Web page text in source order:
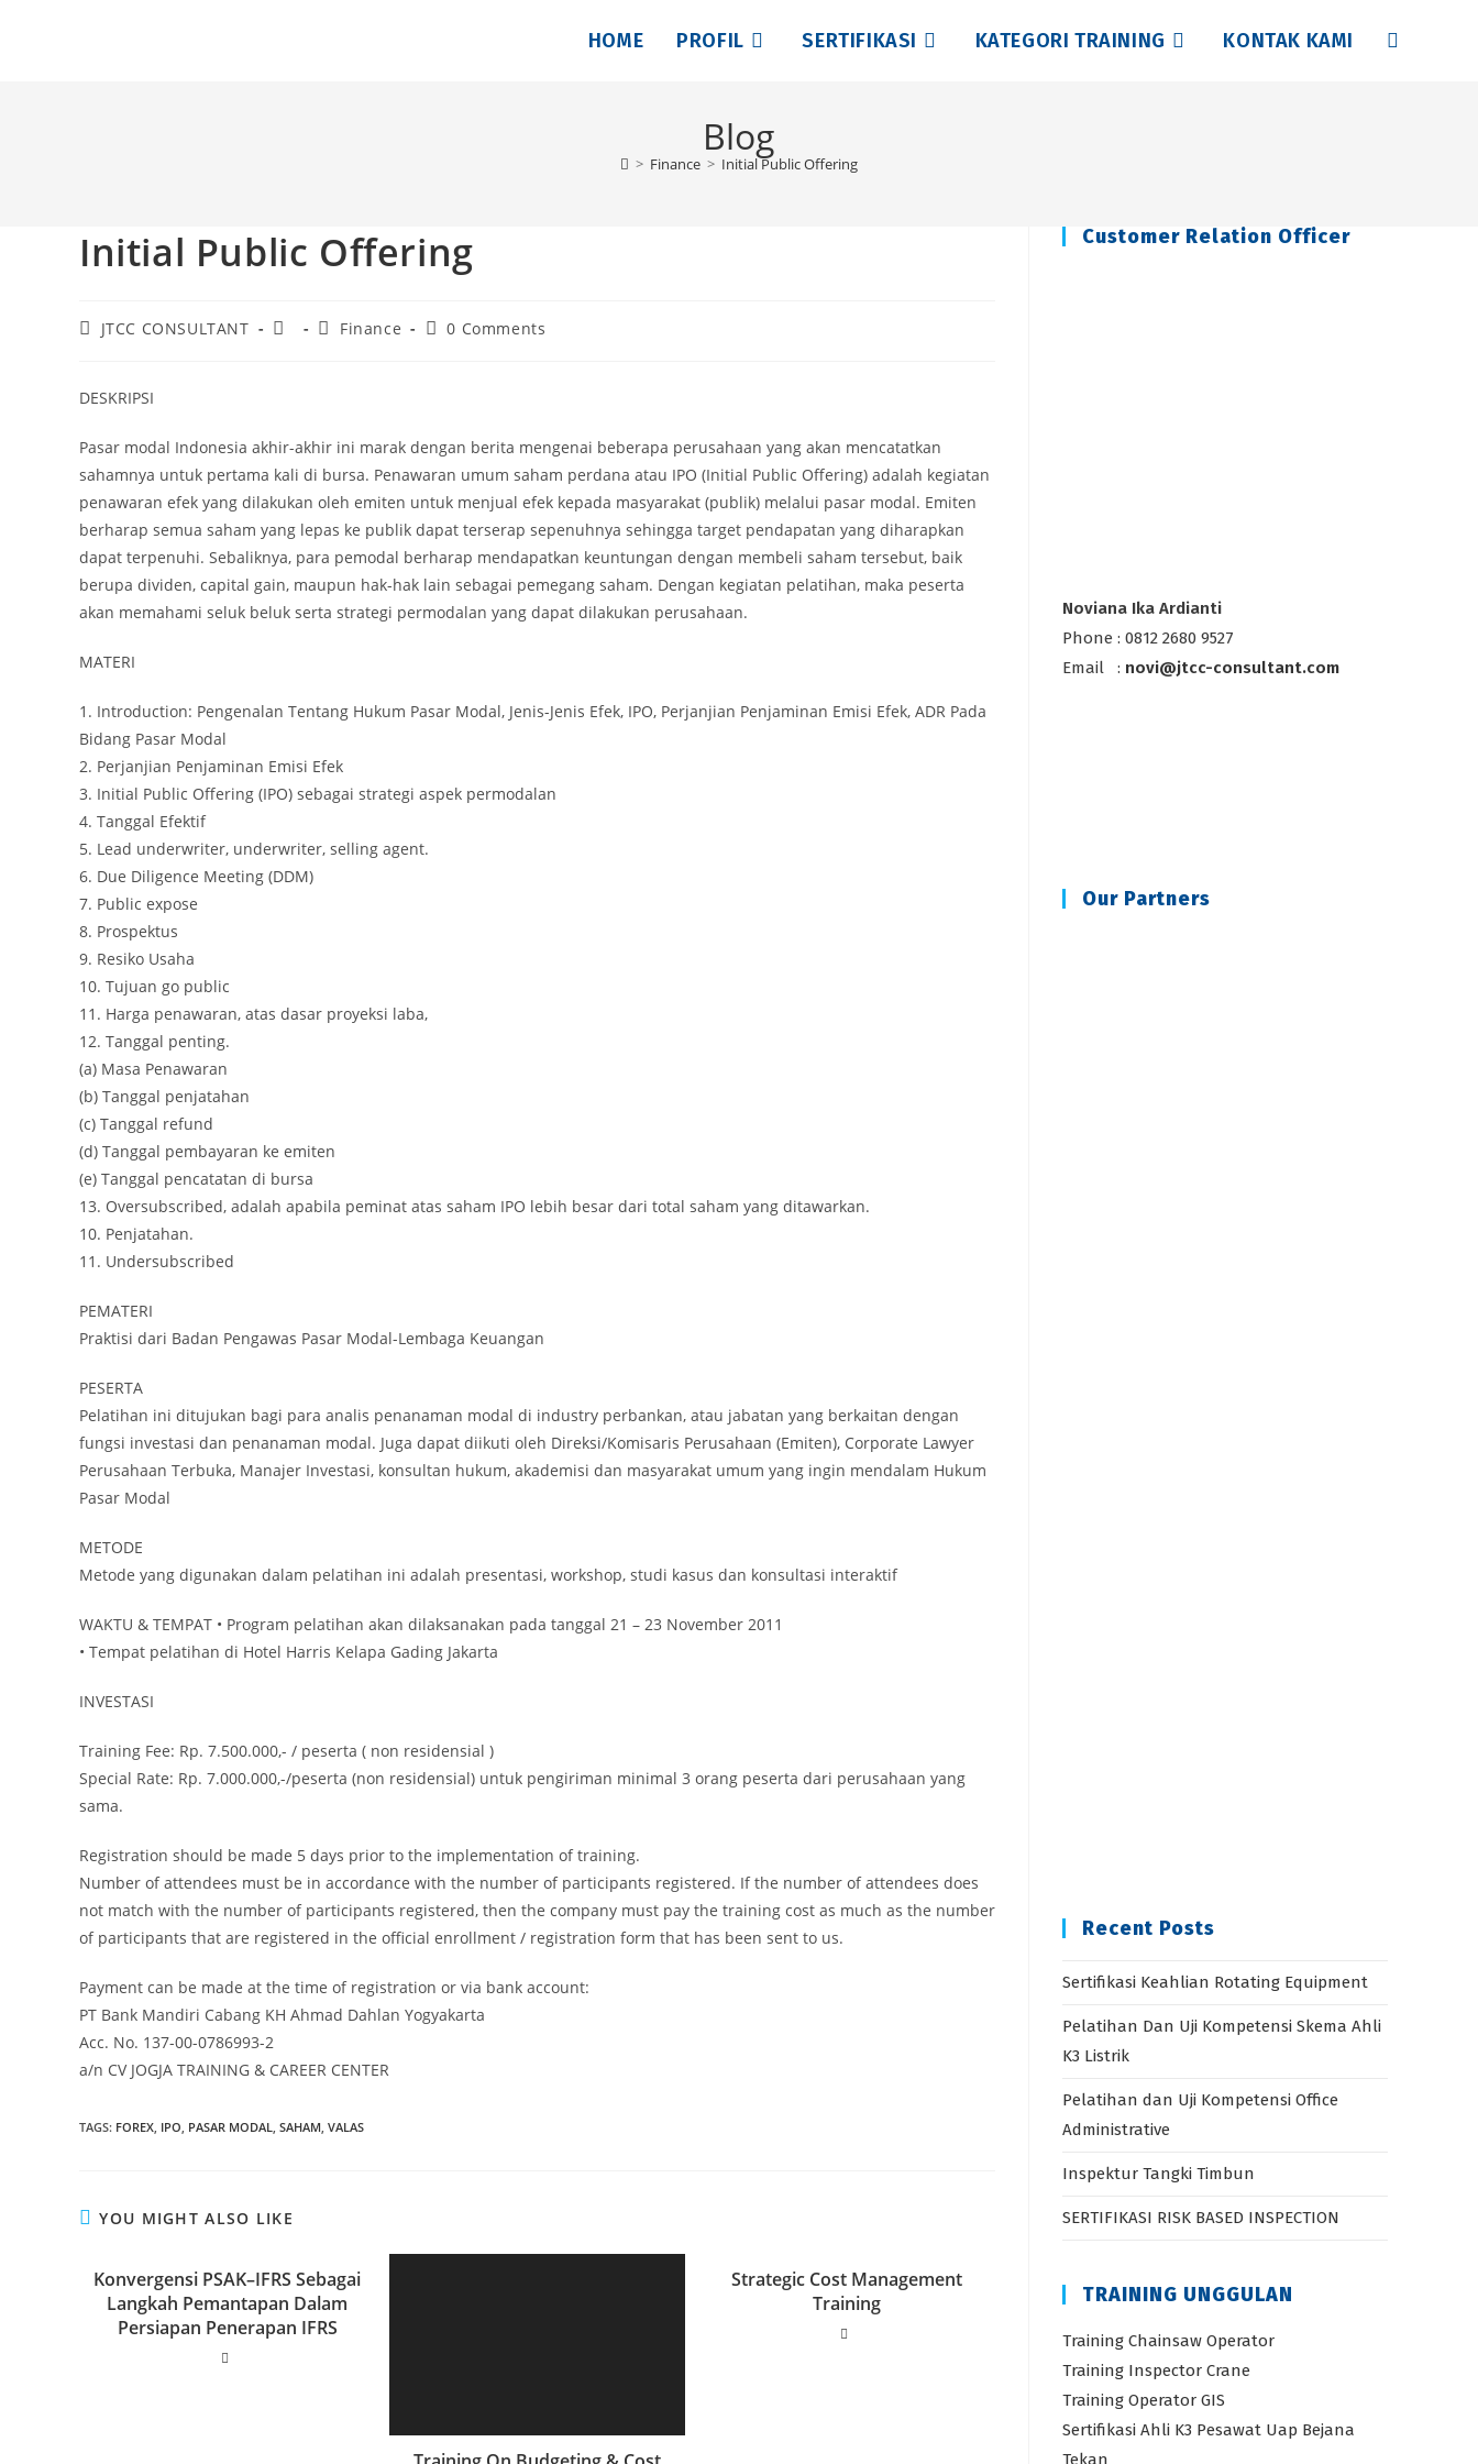
HOME PROFIL SERTIFIKASI KATEGORI TRAINING KONTAK KAMI Toggle
Blog
> Finance > Initial Public Offering
Initial Public Offering
PostJTCC CONSULTANT
Post
PostFinance
Post0 Comments
DESKRIPSI
Pasar modal Indonesia akhir-akhir ini marak dengan berita mengenai beberapa perusahaan yang akan mencatatkan
sahamnya untuk pertama kali di bursa. Penawaran umum saham perdana atau IPO (Initial Public Offering) adalah kegiatan
penawaran efek yang dilakukan oleh emiten untuk menjual efek kepada masyarakat (publik) melalui pasar modal. Emiten
berharap semua saham yang lepas ke publik dapat terserap sepenuhnya sehingga target pendapatan yang diharapkan
dapat terpenuhi. Sebaliknya, para pemodal berharap mendapatkan keuntungan dengan membeli saham tersebut, baik
berupa dividen, capital gain, maupun hak-hak lain sebagai pemegang saham. Dengan kegiatan pelatihan, maka peserta
akan memahami seluk beluk serta strategi permodalan yang dapat dilakukan perusahaan.
MATERI
1. Introduction: Pengenalan Tentang Hukum Pasar Modal, Jenis-Jenis Efek, IPO, Perjanjian Penjaminan Emisi Efek, ADR Pada
Bidang Pasar Modal
2. Perjanjian Penjaminan Emisi Efek
3. Initial Public Offering (IPO) sebagai strategi aspek permodalan
4. Tanggal Efektif
5. Lead underwriter, underwriter, selling agent.
6. Due Diligence Meeting (DDM)
7. Public expose
8. Prospektus
9. Resiko Usaha
10. Tujuan go public
11. Harga penawaran, atas dasar proyeksi laba,
12. Tanggal penting.
(a) Masa Penawaran
(b) Tanggal penjatahan
(c) Tanggal refund
(d) Tanggal pembayaran ke emiten
(e) Tanggal pencatatan di bursa
13. Oversubscribed, adalah apabila peminat atas saham IPO lebih besar dari total saham yang ditawarkan.
10. Penjatahan.
11. Undersubscribed
PEMATERI
Praktisi dari Badan Pengawas Pasar Modal-Lembaga Keuangan
PESERTA
Pelatihan ini ditujukan bagi para analis penanaman modal di industry perbankan, atau jabatan yang berkaitan dengan
fungsi investasi dan penanaman modal. Juga dapat diikuti oleh Direksi/Komisaris Perusahaan (Emiten), Corporate Lawyer
Perusahaan Terbuka, Manajer Investasi, konsultan hukum, akademisi dan masyarakat umum yang ingin mendalam Hukum
Pasar Modal
METODE
Metode yang digunakan dalam pelatihan ini adalah presentasi, workshop, studi kasus dan konsultasi interaktif
WAKTU & TEMPAT • Program pelatihan akan dilaksanakan pada tanggal 21 – 23 November 2011
• Tempat pelatihan di Hotel Harris Kelapa Gading Jakarta
INVESTASI
Training Fee: Rp. 7.500.000,- / peserta ( non residensial )
Special Rate: Rp. 7.000.000,-/peserta (non residensial) untuk pengiriman minimal 3 orang peserta dari perusahaan yang
sama.
Registration should be made 5 days prior to the implementation of training.
Number of attendees must be in accordance with the number of participants registered. If the number of attendees does
not match with the number of participants registered, then the company must pay the training cost as much as the number
of participants that are registered in the official enrollment / registration form that has been sent to us.
Payment can be made at the time of registration or via bank account:
PT Bank Mandiri Cabang KH Ahmad Dahlan Yogyakarta
Acc. No. 137-00-0786993-2
a/n CV JOGJA TRAINING & CAREER CENTER
TAGS: FOREX, IPO, PASAR MODAL, SAHAM, VALAS
YOU MIGHT ALSO LIKE
Konvergensi PSAK–IFRS Sebagai
Langkah Pemantapan Dalam
Persiapan Penerapan IFRS
Strategic Cost Management
Training
Customer Relation Officer
Noviana Ika Ardianti
Phone : 0812 2680 9527
Email : novi@jtcc-consultant.com
Our Partners
Recent Posts
Sertifikasi Keahlian Rotating Equipment
Pelatihan Dan Uji Kompetensi Skema Ahli
K3 Listrik
Pelatihan dan Uji Kompetensi Office
Administrative
Inspektur Tangki Timbun
SERTIFIKASI RISK BASED INSPECTION
TRAINING UNGGULAN
Training Chainsaw Operator
Training Inspector Crane
Training Operator GIS
Sertifikasi Ahli K3 Pesawat Uap Bejana
Tekan